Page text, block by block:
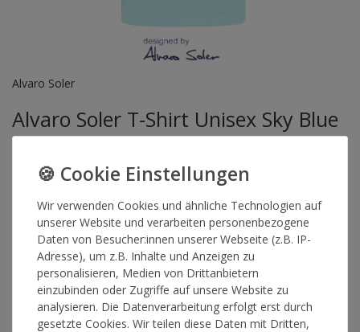
Alvaro Soler
Alvaro Soler T-Shirt Unisex Sky Blue
Artikelnummer13911
GRÖSSE
14,90 €*
Wir verwenden Cookies und ähnliche Technologien auf
unserer Website und verarbeiten personenbezogene
Daten von Besucher:innen unserer Webseite (z.B. IP-
Adresse), um z.B. Inhalte und Anzeigen zu
personalisieren, Medien von Drittanbietern
einzubinden oder Zugriffe auf unsere Website zu
analysieren. Die Datenverarbeitung erfolgt erst durch
gesetzte Cookies. Wir teilen diese Daten mit Dritten,